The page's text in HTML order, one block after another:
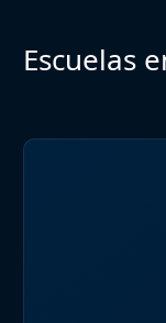
Escuelas